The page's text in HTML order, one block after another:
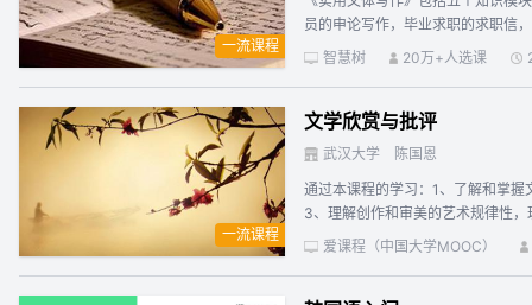
文的概况。（2）金文的研究。这
簋、保卣和颂壶），有余力的同学，可扩
简》出版之前，这部分仅供有一定
甲骨、金文有了很大不同，主要体
学习备用，符节、玺印、货币等文字，最好结合我们给出的图片与释文，
及跨越战国中后期、秦朝及汉初的古隶材料
元阐述约50个单字的文化内涵，可结合附录六学习。 第七章《古文字解谜轶事》。分9个单元讲述9个关于古文字学家考释古
一流课程
员的申论写作，毕业求职的求职信
力强，教学经验丰富，教学水平高
智慧树 20万+人选课
一流课程
文学欣赏与批评
武汉大学
陈国恩
通过本课程的学习：1、了解和掌
3、理解创作和审美的艺术规律性
想启迪人心”。 批评篇（15学时）
爱课程（中国大学MOOC）